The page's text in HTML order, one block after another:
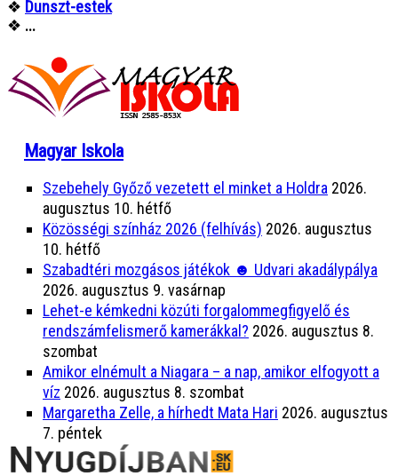
❖ Dunszt-estek
❖ ...
Magyar Iskola
Szebehely Győző vezetett el minket a Holdra 2026.
augusztus 10. hétfő
Közösségi színház 2026 (felhívás) 2026. augusztus
10. hétfő
Szabadtéri mozgásos játékok ☻ Udvari akadálypálya
2026. augusztus 9. vasárnap
Lehet-e kémkedni közúti forgalommegfigyelő és
rendszámfelismerő kamerákkal? 2026. augusztus 8.
szombat
Amikor elnémult a Niagara – a nap, amikor elfogyott a
víz 2026. augusztus 8. szombat
Margaretha Zelle, a hírhedt Mata Hari 2026. augusztus
7. péntek